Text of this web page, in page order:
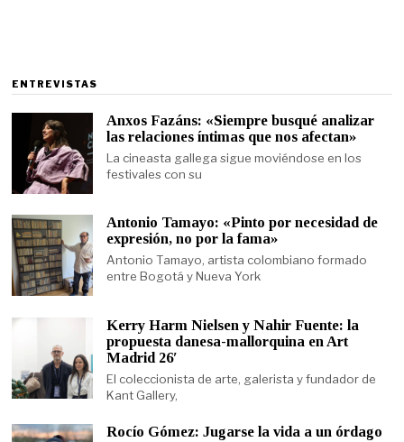
ENTREVISTAS
Anxos Fazáns: «Siempre busqué analizar
las relaciones íntimas que nos afectan»
La cineasta gallega sigue moviéndose en los
festivales con su
Antonio Tamayo: «Pinto por necesidad de
expresión, no por la fama»
Antonio Tamayo, artista colombiano formado
entre Bogotá y Nueva York
Kerry Harm Nielsen y Nahir Fuente: la
propuesta danesa-mallorquina en Art
Madrid 26′
El coleccionista de arte, galerista y fundador de
Kant Gallery,
Rocío Gómez: Jugarse la vida a un órdago